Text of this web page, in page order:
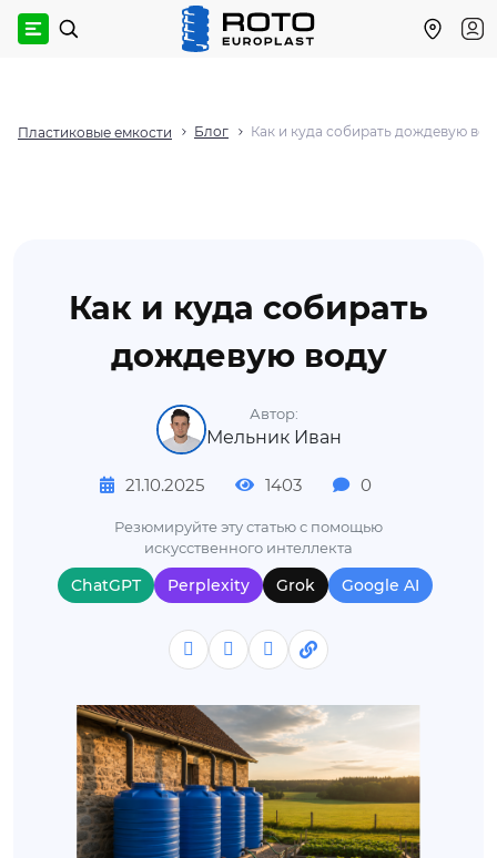
Пластиковые емкости Блог Как и куда собирать дождевую
Как и куда собирать
дождевую воду
Автор:
Мельник Иван
21.10.2025 1403 0
Резюмируйте эту статью с помощью
искусственного интеллекта
ChatGPT Perplexity Grok Google AI